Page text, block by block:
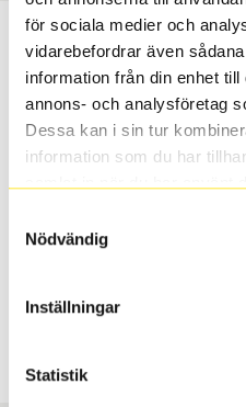
för sociala medier och
vidarebefordrar även
information från din enhet
annons- och analysföretag
Dessa kan i sin tur
information som du har
Nödvändig
Inställningar
Statistik
Passar detta däck
Ange
valt passar din bilmodell.
sättas på dina befintliga
inte vara samma